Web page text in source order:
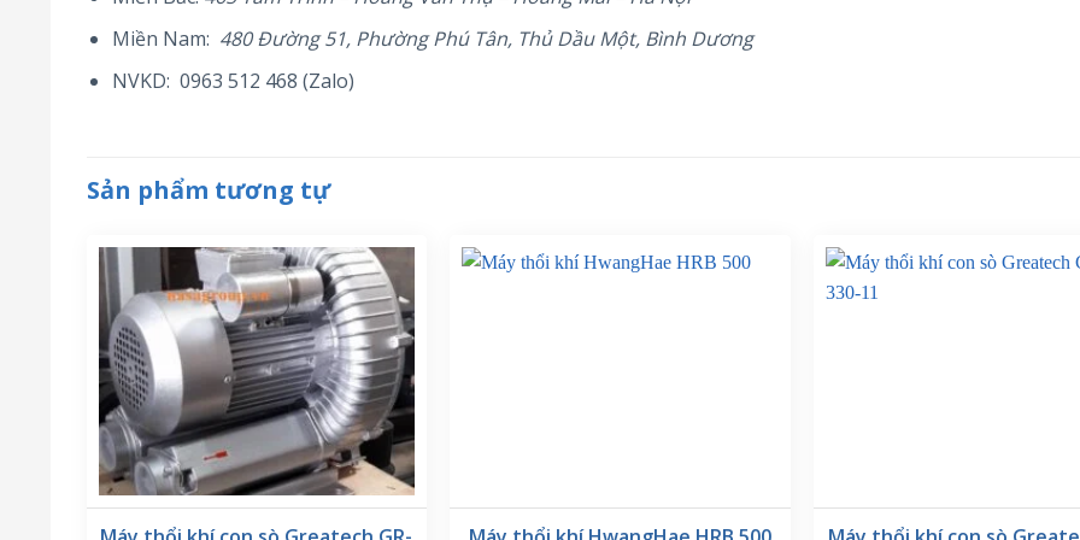
Miền Nam: 480 Đường 51, Phường Phú Tân, Thủ Dầu Một, Bình Dương
NVKD: 0963 512 468 (Zalo)
Sản phẩm tương tự